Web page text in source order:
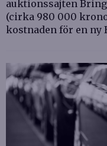
auktionssajten
(cirka 980 000
kostnaden för en ny